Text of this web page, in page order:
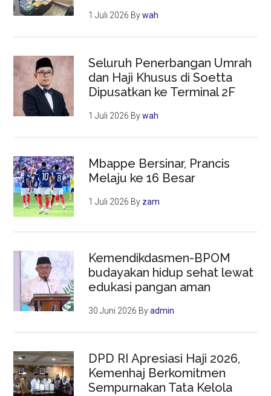
1 Juli 2026 Bywah
Seluruh Penerbangan Umrah
dan Haji Khusus di Soetta
Dipusatkan ke Terminal 2F
1 Juli 2026 Bywah
Mbappe Bersinar, Prancis
Melaju ke 16 Besar
1 Juli 2026 By zam
Kemendikdasmen-BPOM
budayakan hidup sehat lewat
edukasi pangan aman
30 Juni 2026 Byadmin
DPD RI Apresiasi Haji 2026,
Kemenhaj Berkomitmen
Sempurnakan Tata Kelola